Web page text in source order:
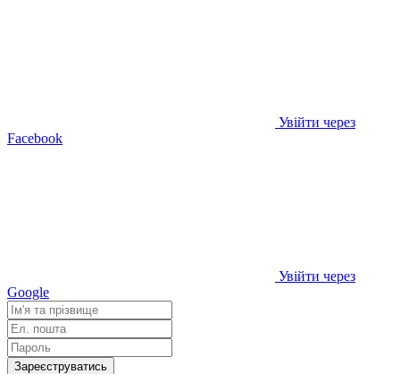
Увійти через
Facebook
Увійти через
Google
Зареєструватись